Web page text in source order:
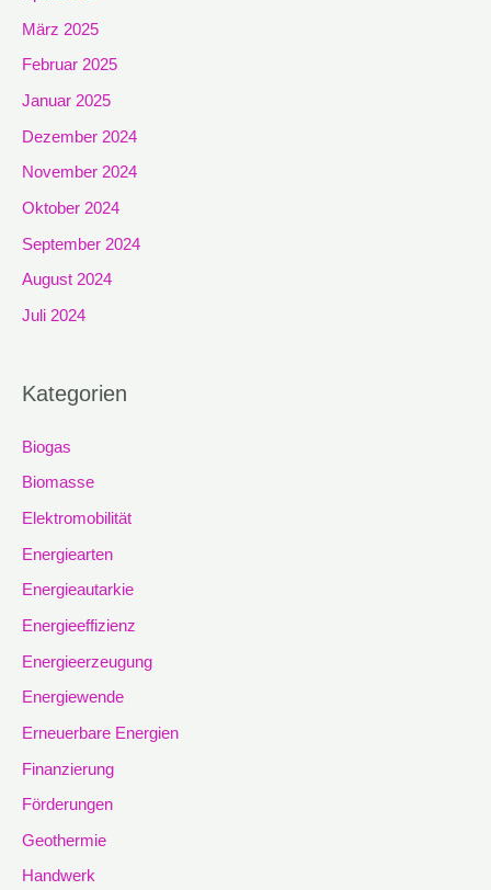
März 2025
Februar 2025
Januar 2025
Dezember 2024
November 2024
Oktober 2024
September 2024
August 2024
Juli 2024
Kategorien
Biogas
Biomasse
Elektromobilität
Energiearten
Energieautarkie
Energieeffizienz
Energieerzeugung
Energiewende
Erneuerbare Energien
Finanzierung
Förderungen
Geothermie
Handwerk